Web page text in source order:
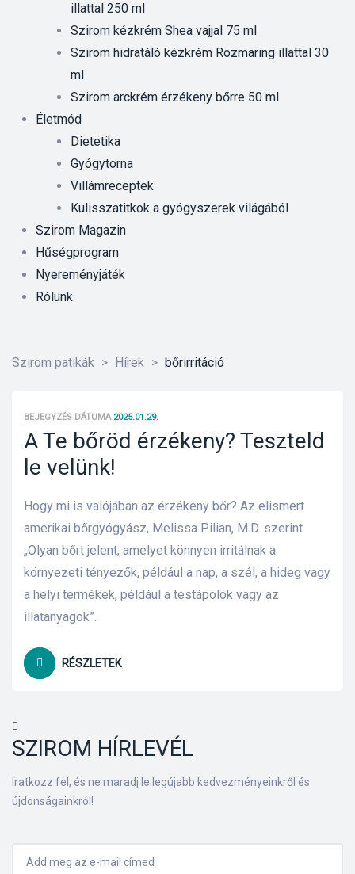
illattal 250 ml
Szirom kézkrém Shea vajjal 75 ml
Szirom hidratáló kézkrém Rozmaring illattal 30
ml
Szirom arckrém érzékeny bőrre 50 ml
Életmód
Dietetika
Gyógytorna
Villámreceptek
Kulisszatitkok a gyógyszerek világából
Szirom Magazin
Hűségprogram
Nyereményjáték
Rólunk
Szirom patikák > Hírek > bőrirritáció
BEJEGYZÉS DÁTUMA 2025.01.29.
A Te bőröd érzékeny? Teszteld
le velünk!
Hogy mi is valójában az érzékeny bőr? Az elismert
amerikai bőrgyógyász, Melissa Pilian, M.D. szerint
„Olyan bőrt jelent, amelyet könnyen irritálnak a
környezeti tényezők, például a nap, a szél, a hideg vagy
a helyi termékek, például a testápolók vagy az
illatanyagok”.
RÉSZLETEK
SZIROM HÍRLEVÉL
Iratkozz fel, és ne maradj le legújabb kedvezményeinkről és
újdonságainkról!
50